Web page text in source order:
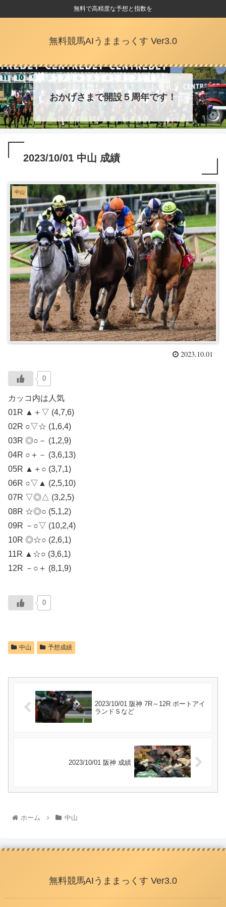
無料で高精度な予想と指数を
無料競馬AIうままっくす Ver3.0
おかげさまで開設５周年です！
2023/10/01 中山 成績
中山
2023.10.01
0
カッコ内は人気
01R ▲＋▽ (4,7,6)
02R ○▽☆ (1,6,4)
03R ◎○－ (1,2,9)
04R ○＋－ (3,6,13)
05R ▲＋○ (3,7,1)
06R ○▽▲ (2,5,10)
07R ▽◎△ (3,2,5)
08R ☆◎○ (5,1,2)
09R －○▽ (10,2,4)
10R ◎☆○ (2,6,1)
11R ▲☆○ (3,6,1)
12R －○＋ (8,1,9)
0
中山 予想成績
2023/10/01 阪神 7R～12R ポートアイ
ランドＳなど
2023/10/01 阪神 成績
ホーム 中山
無料競馬AIうままっくす Ver3.0